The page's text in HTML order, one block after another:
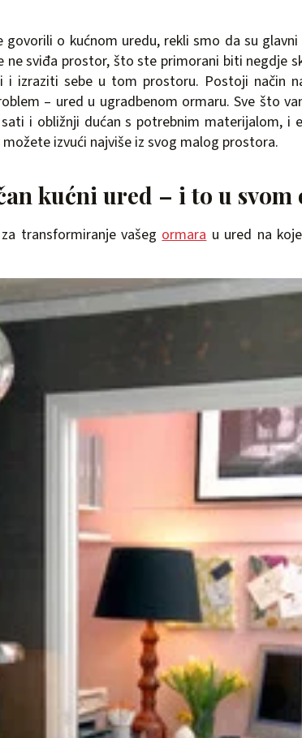
govorili o kućnom uredu, rekli smo da su
ne sviđa prostor, što ste primorani biti negdje
i izraziti sebe u tom prostoru. Postoji način
– ured u ugradbenom ormaru. Sve što
i obližnji dućan s potrebnim materijalom, i
možete izvući najviše iz svog malog prostora.
kućni ured – i to u
transformiranje vašeg ormara u ured na